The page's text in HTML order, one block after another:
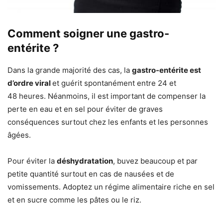
Comment soigner une gastro-
entérite ?
Dans la grande majorité des cas, la gastro-entérite est
d’ordre viralet guérit spontanément entre 24 et
48 heures. Néanmoins, il est important de compenser la
perte en eau et en sel pour éviter de graves
conséquences surtout chez les enfants et les personnes
âgées.
Pour éviter la déshydratation, buvez beaucoup et par
petite quantité surtout en cas de nausées et de
vomissements. Adoptez un régime alimentaire riche en sel
et en sucre comme les pâtes ou le riz.